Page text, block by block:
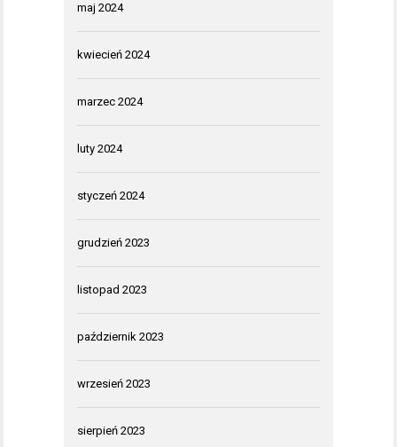
maj 2024
kwiecień 2024
marzec 2024
luty 2024
styczeń 2024
grudzień 2023
listopad 2023
październik 2023
wrzesień 2023
sierpień 2023